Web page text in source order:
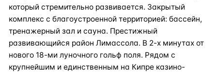
который стремительно развивается. Закрытый
комплекс с благоустроенной территорией: бассейн,
тренажерный зал и сауна. Престижный
развивающийся район Лимассола. В 2-х минутах от
нового 18-ми луночного гольф поля. Рядом с
крупнейшим и единственным на Кипре казино-